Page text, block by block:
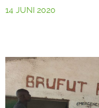
14 JUNI 2020